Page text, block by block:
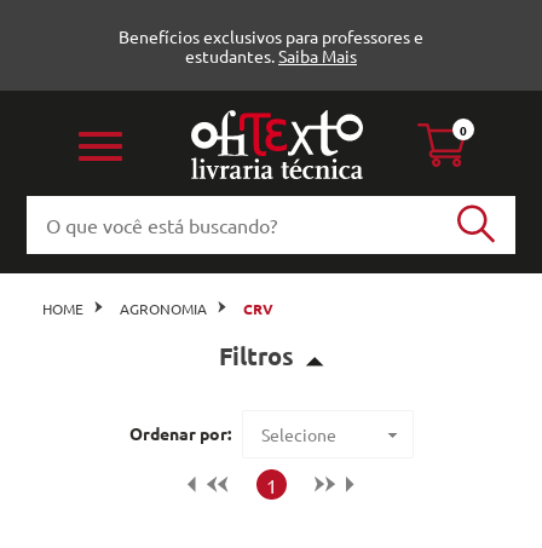
Benefícios exclusivos para professores e
estudantes. Saiba Mais
0
HOME AGRONOMIA CRV
Filtros
Agricultura (3)Ordenar por: Selecione
Maior preço
1